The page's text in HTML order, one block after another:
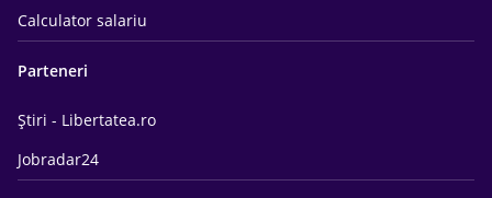
Calculator salariu
Parteneri
Știri - Libertatea.ro
Jobradar24